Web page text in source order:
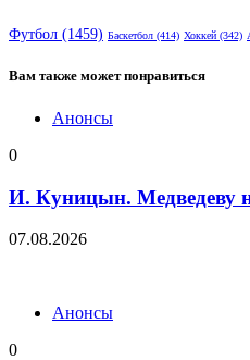
Футбол (1459) Баскетбол (414) Хоккей (342)
Вам также может понравиться
Анонсы
0
И. Куницын. Медведеву
07.08.2026
Анонсы
0